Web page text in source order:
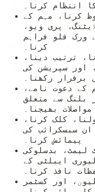
انتظام کرنا۔
کرنا، مہم کے
پری ویو،
ورک فلو فراہم
کرنا۔
ترتیب دینا،
اور سپریشن کی
برقرار رکھنا۔
کے دعوت نامے،
بلنگ سے متعلق
مواصلات بھیجنا۔
کلک کرنا،
ان سبسکرائب کی
پیمائش کرنا۔
لیمٹ، بدسلوکی
ایبلٹی کے
نافذ کرنا۔
اور کسٹمر